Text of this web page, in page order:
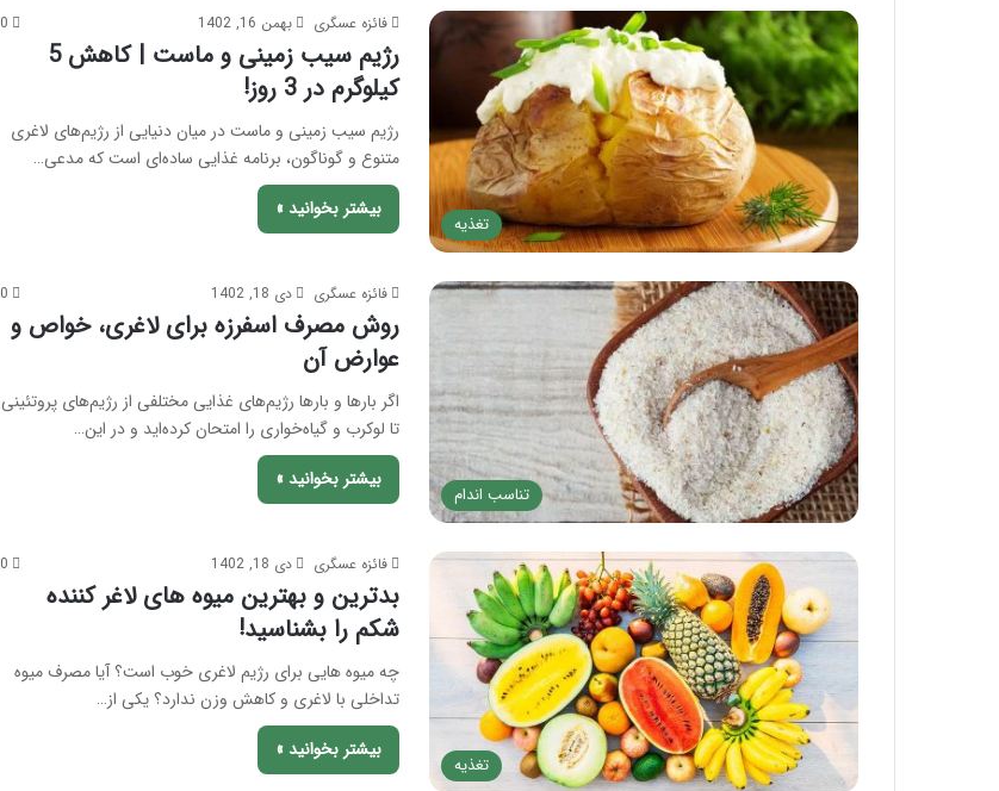
تغذیه
فائزه عسگری بهمن 16, 1402 0
رژیم سیب زمینی و ماست | کاهش 5
کیلوگرم در 3 روز!
رژیم سیب زمینی و ماست در میان دنیایی از رژیم‌های لاغری
متنوع و گوناگون، برنامه غذایی ساده‌ای است که مدعی…
بیشتر بخوانید »
تناسب اندام
فائزه عسگری دی 18, 1402 0
روش مصرف اسفرزه برای لاغری، خواص و
عوارض آن
اگر بارها و بارها رژیم‌های غذایی مختلفی از رژیم‌های پروتئینی
تا لوکرب و گیاه‌خواری را امتحان کرده‌اید و در این…
بیشتر بخوانید »
تغذیه
فائزه عسگری دی 18, 1402 0
بدترین و بهترین میوه های لاغر کننده
شکم را بشناسید!
چه میوه هایی برای رژیم لاغری خوب است؟ آیا مصرف میوه
تداخلی با لاغری و کاهش وزن ندارد؟ یکی از…
بیشتر بخوانید »
ژ
ص
و
ر
ت
ب
ع
د
ا
ز
ت
ز
ر
ی
ق
چ
ر
ب
ی
؛
ب
ا
ی
د
ه
ا
و
ن
ب
ا
ی
نحوه ماساژ صورت بعد از تزریق چربی؛
بایدها و نبایدهای آن!
ت
ن
و
ل
ن
ج
ن
ه
مهر 8, 1404
آموزش شکستن قولنج در خانه